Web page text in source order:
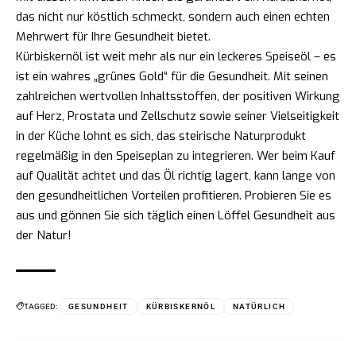
das nicht nur köstlich schmeckt, sondern auch einen echten
Mehrwert für Ihre Gesundheit bietet.
Kürbiskernöl ist weit mehr als nur ein leckeres Speiseöl – es
ist ein wahres „grünes Gold“ für die Gesundheit. Mit seinen
zahlreichen wertvollen Inhaltsstoffen, der positiven Wirkung
auf Herz, Prostata und Zellschutz sowie seiner Vielseitigkeit
in der Küche lohnt es sich, das steirische Naturprodukt
regelmäßig in den Speiseplan zu integrieren. Wer beim Kauf
auf Qualität achtet und das Öl richtig lagert, kann lange von
den gesundheitlichen Vorteilen profitieren. Probieren Sie es
aus und gönnen Sie sich täglich einen Löffel Gesundheit aus
der Natur!
TAGGED: GESUNDHEIT KÜRBISKERNÖL NATÜRLICH